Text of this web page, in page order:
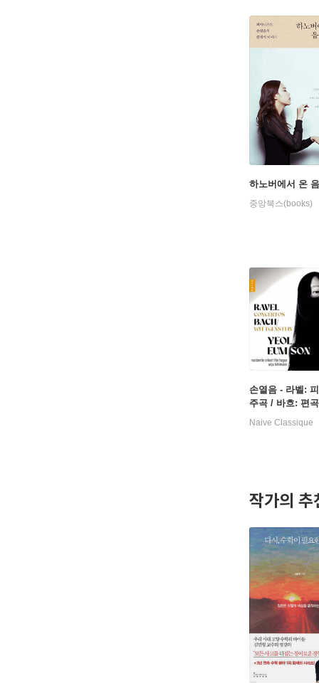
은 '모던
의 작품
회수인
(2018) 모
2005년
4년 제13
주말 에
하노버에서 온
중앙북스(books)
손열음 - 라벨:
주곡 / 바흐: 편
Naive Classique
작가의 추